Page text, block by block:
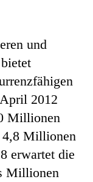
und
2012
Millionen
4,8 Millionen
erwartet die
Millionen